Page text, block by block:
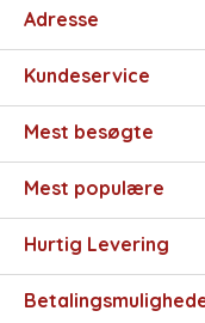
Adresse
Kundeservice
Mest besøgte
Mest populære
Hurtig Levering